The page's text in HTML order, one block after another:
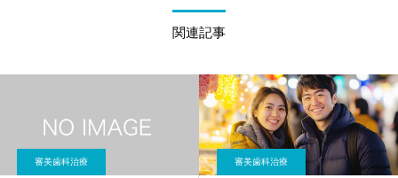
関連記事
審美歯科治療 審美歯科治療